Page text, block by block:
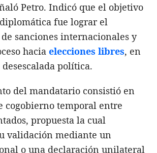
Petro. Indicó que el objetivo
fue lograr el
sanciones internacionales y
hacia elecciones libres, en
política.
del mandatario consistió en
cogobierno temporal entre
propuesta la cual
validación mediante un
o una declaración unilateral